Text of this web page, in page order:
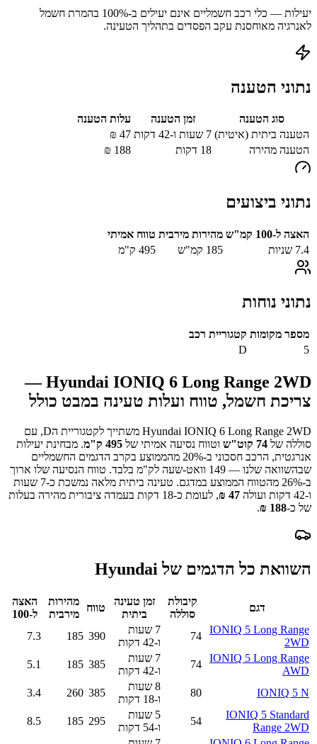
יעילות — כלי רכב חשמליים אינם יעילים ב-100% בהמרת חשמל
לאנרגיה מאוחסנת עקב הפסדים בתהליך הטעינה.
נתוני הטענה
סוג הטענה זמן הטענה
עלות הטענה
הטענה ביתית (איטית) 7 שעות ו-42 דקות 47
₪
הטענה מהירה
18 דקות 188
₪
נתוני ביצועים
האצה ל-100 קמ"ש מהירות מירבית טווח אמיתי
7.4 שניות 185 קמ"ש 495 ק"מ
נתוני נוחות
מספר מקומות קטגוריית רכב
5
D
Hyundai IONIQ 6 Long Range 2WD
—
צריכת חשמל, טווח ועלות טעינה במבט כולל
Hyundai IONIQ 6 Long Range 2WD משתייך לקטגוריית הD, עם
סוללה של 74 קוט"ש וטווח נסיעה אמיתי של 495 ק"מ. מבחינת יעילות
אנרגטית, הרכב חסכוני ב-
20 % מהממוצע בקרב הדגמים החשמליים
שבהשוואה שלנו — 149 וואט-שעה לק"מ בלבד. טווח הנסיעה שלו ארוך
ב-
26% מהטווח הממוצע במדגם. טעינה ביתית מלאה נמשכת כ-
7 שעות
ו-42 דקות
ועולה 47
₪, לעומת כ-18 דקות בעמדה ציבורית מהירה בעלות
של כ-188
₪
.
השוואת כל הדגמים של Hyundai
דגם
קיבולת
סוללה
זמן טעינה
ביתית
טווח
מהירות
מירבית
האצה
ל-100
IONIQ 5 Long Range
2WD
74
7 שעות
ו-42 דקות
390
185
7.3
IONIQ 5 Long Range
AWD
74
7 שעות
ו-42 דקות
385
185
5.1
IONIQ 5 N
80
8 שעות
ו-18 דקות
385
260
3.4
IONIQ 5 Standard
Range 2WD
54
5 שעות
ו-54 דקות
295
185
8.5